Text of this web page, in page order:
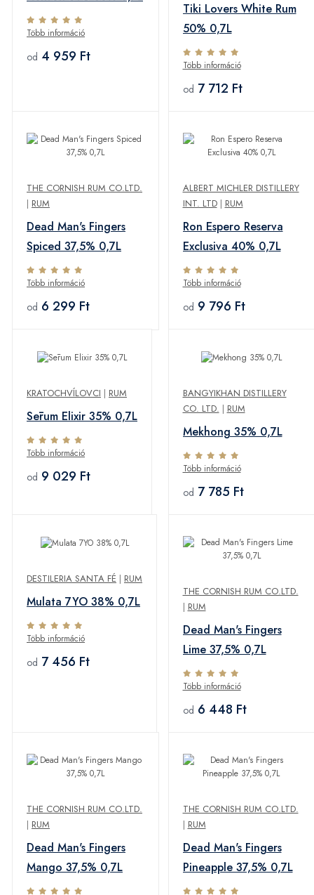
Több információ
od 4 959 Ft
Tiki Lovers White Rum
50% 0,7L
Több információ
od 7 712 Ft
THE CORNISH RUM CO.LTD.
| RUM
Dead Man's Fingers
Spiced 37,5% 0,7L
Több információ
od 6 299 Ft
ALBERT MICHLER DISTILLERY
INT. LTD| RUM
Ron Espero Reserva
Exclusiva 40% 0,7L
Több információ
od 9 796 Ft
KRATOCHVÍLOVCI | RUM
Sērum Elixir 35% 0,7L
Több információ
od 9 029 Ft
BANGYIKHAN DISTILLERY
CO. LTD. | RUM
Mekhong 35% 0,7L
Több információ
od 7 785 Ft
DESTILERIA SANTA FÉ | RUM
Mulata 7YO 38% 0,7L
Több információ
od 7 456 Ft
THE CORNISH RUM CO.LTD.
| RUM
Dead Man's Fingers
Lime 37,5% 0,7L
Több információ
od 6 448 Ft
THE CORNISH RUM CO.LTD.
| RUM
Dead Man's Fingers
Mango 37,5% 0,7L
THE CORNISH RUM CO.LTD.
| RUM
Dead Man's Fingers
Pineapple 37,5% 0,7L